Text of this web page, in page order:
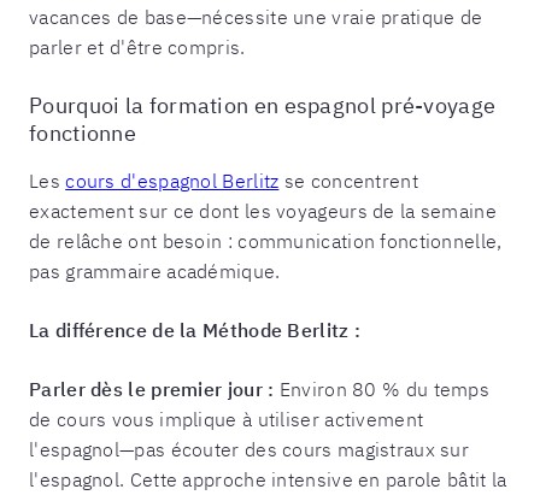
vacances de base—nécessite une vraie pratique de
parler et d'être compris.
Pourquoi la formation en espagnol pré-voyage
fonctionne
Lescours d'espagnol Berlitz se concentrent
exactement sur ce dont les voyageurs de la semaine
de relâche ont besoin : communication fonctionnelle,
pas grammaire académique.
La différence de la Méthode Berlitz :
Parler dès le premier jour : Environ 80 % du temps
de cours vous implique à utiliser activement
l'espagnol—pas écouter des cours magistraux sur
l'espagnol. Cette approche intensive en parole bâtit la